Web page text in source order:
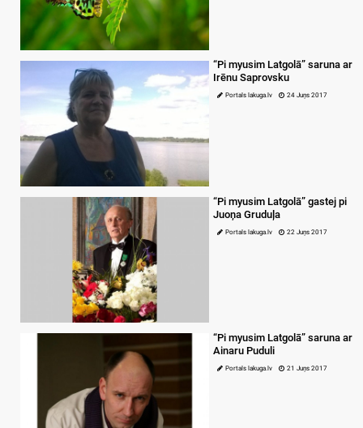
“Pi myusim Latgolā” saruna ar
Irēnu Saprovsku
Portals lakuga.lv 24 Juņs 2017
“Pi myusim Latgolā” gastej pi
Juoņa Gruduļa
Portals lakuga.lv 22 Juņs 2017
“Pi myusim Latgolā” saruna ar
Ainaru Puduli
Portals lakuga.lv 21 Juņs 2017